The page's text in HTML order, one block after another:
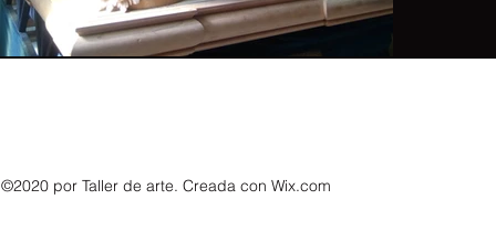
©2020 por Taller de arte. Creada con Wix.com